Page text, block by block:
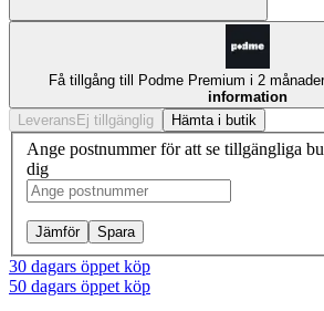
Få tillgång till Podme Premium i 2 månader
information
LeveransEj tillgänglig Hämta i butik
Ange postnummer för att se tillgängliga
dig
Jämför Spara
30 dagars öppet köp
50 dagars öppet köp